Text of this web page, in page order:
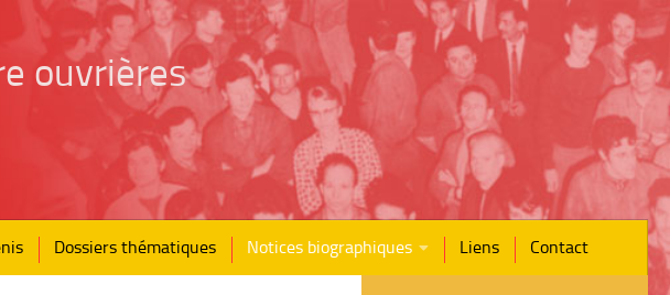
ouvrières
Dossiers thématiques Notices biographiques Liens Contact